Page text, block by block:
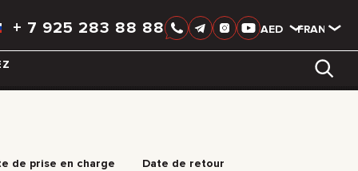
AED
+ 7 925 283 88 88 AED FRANÇAIS
LIXIANG
de prise en charge Date de retour